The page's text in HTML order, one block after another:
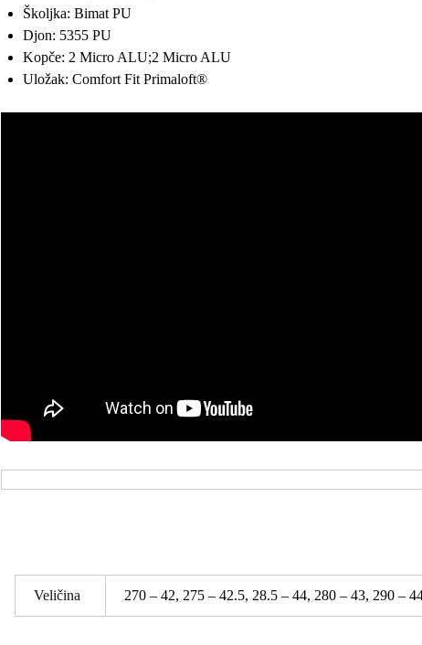
Školjka: Bimat PU
Djon: 5355 PU
Kopče: 2 Micro ALU;2 Micro ALU
Uložak: Comfort Fit Primaloft®
Veličina 270 – 42, 275 – 42.5, 28.5 – 44, 280 – 43, 290 –